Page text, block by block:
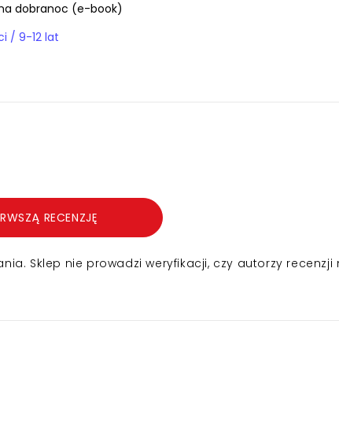
na dobranoc (e-book)
E-booki / dla dzieci / 9-12 lat
RECENZJĘ
Sklep nie prowadzi weryfikacji, czy autorzy recenzji